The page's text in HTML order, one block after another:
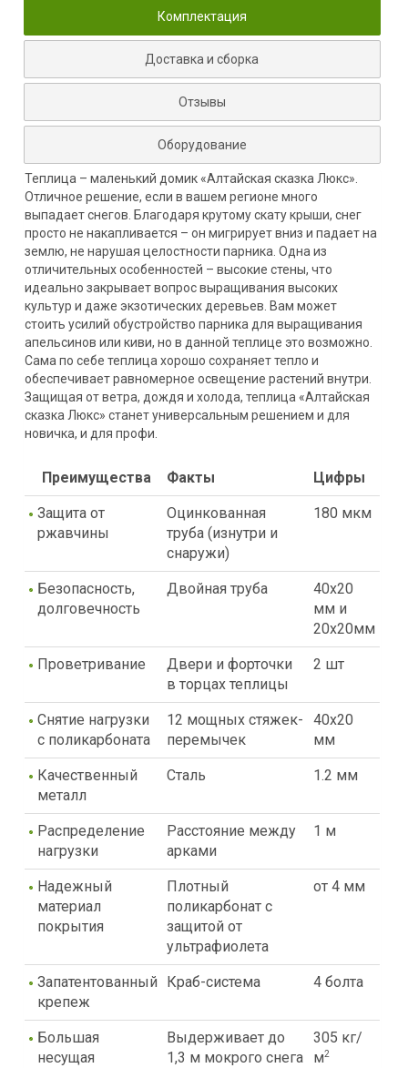
Комплектация
Доставка и сборка
Отзывы
Оборудование
Теплица – маленький домик «Алтайская сказка Люкс».
Отличное решение, если в вашем регионе много
выпадает снегов. Благодаря крутому скату крыши, снег
просто не накапливается – он мигрирует вниз и падает на
землю, не нарушая целостности парника. Одна из
отличительных особенностей – высокие стены, что
идеально закрывает вопрос выращивания высоких
культур и даже экзотических деревьев. Вам может
стоить усилий обустройство парника для выращивания
апельсинов или киви, но в данной теплице это возможно.
Сама по себе теплица хорошо сохраняет тепло и
обеспечивает равномерное освещение растений внутри.
Защищая от ветра, дождя и холода, теплица «Алтайская
сказка Люкс» станет универсальным решением и для
новичка, и для профи.
Преимущества Факты Цифры
Защита от
ржавчины
Оцинкованная
труба (изнутри и
снаружи)
180 мкм
Безопасность,
долговечность
Двойная труба
40х20
мм и
20х20мм
Проветривание
Двери и форточки
в торцах теплицы
2 шт
Снятие нагрузки
с поликарбоната
12 мощных стяжек-
перемычек
40х20
мм
Качественный
металл
Сталь 1.2 мм
Распределение
нагрузки
Расстояние между
арками
1 м
Надежный
материал
покрытия
Плотный
поликарбонат с
защитой от
ультрафиолета
от 4 мм
Запатентованный
крепеж
Краб-система 4 болта
Большая
несущая
Выдерживает до
1,3 м мокрого снега
305 кг/
м2